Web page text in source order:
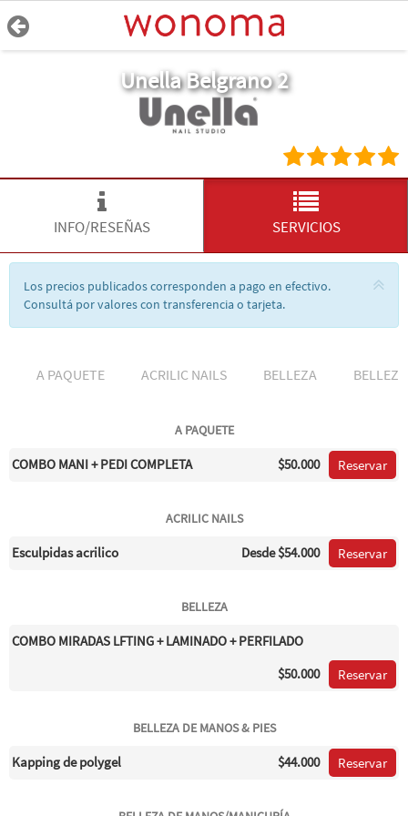
Unella Belgrano 2
INFO/RESEÑAS SERVICIOS
Los precios publicados corresponden a pago en efectivo.
Consultá por valores con transferencia o tarjeta.
A PAQUETE ACRILIC NAILS BELLEZA
A PAQUETE
COMBO MANI + PEDI COMPLETA $50.000 Reservar
ACRILIC NAILS
Esculpidas acrilico Desde$54.000 Reservar
BELLEZA
COMBO MIRADAS LFTING + LAMINADO + PERFILADO
$50.000
Reservar
BELLEZA DE MANOS & PIES
Kapping de polygel $44.000 Reservar